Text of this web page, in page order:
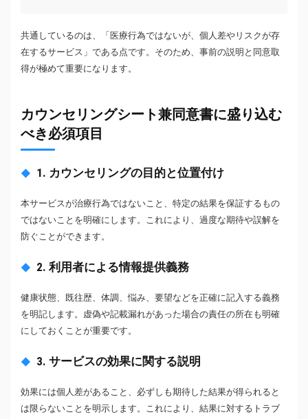
共通しているのは、「医療行為ではないが、個人差やリスクが存
在するサービス」である点です。そのため、事前の説明と同意取
得が極めて重要になります。
カウンセリングシート兼同意書に盛り込む
べき必須項目
1. カウンセリングの目的と位置付け
本サービスが治療行為ではないこと、特定の結果を保証するもの
ではないことを明確にします。これにより、過度な期待や誤解を
防ぐことができます。
2. 利用者による情報提供義務
健康状態、既往歴、体調、悩み、要望などを正確に記入する義務
を明記します。虚偽や記載漏れがあった場合の責任の所在も明確
にしておくことが重要です。
3. サービスの効果に関する説明
効果には個人差があること、必ずしも期待した結果が得られると
は限らないことを明示します。これにより、結果に対するトラブ